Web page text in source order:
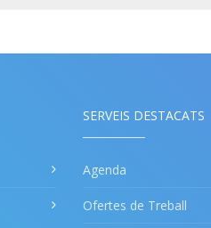
SERVEIS DESTACATS
Agenda
Ofertes de Treball